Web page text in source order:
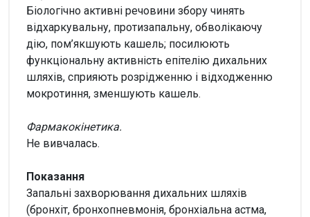
Біологічно активні речовини збору чинять
відхаркувальну, протизапальну, обволікаючу
дію, пом’якшують кашель; посилюють
функціональну активність епітелію дихальних
шляхів, сприяють розрідженню і відходженню
мокротиння, зменшують кашель.
Фармакокінетика.
Не вивчалась.
Показання
Запальні захворювання дихальних шляхів
(бронхіт, бронхопневмонія, бронхіальна астма,